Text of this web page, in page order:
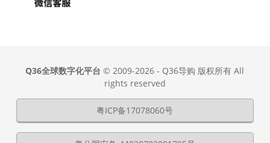
Q36全球数字化平台 © 2009-2026 - Q36导购 版权所有 All
rights reserved
粤ICP备17078060号